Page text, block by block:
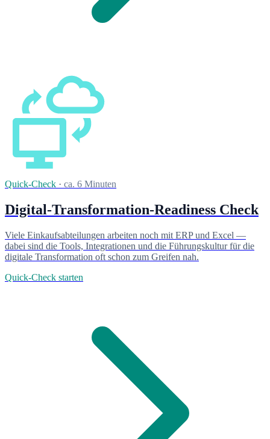
Quick-Check · ca. 6 Minuten
Digital-Transformation-Readiness Check
Viele Einkaufsabteilungen arbeiten noch mit ERP und Excel —
dabei sind die Tools, Integrationen und die Führungskultur für die
digitale Transformation oft schon zum Greifen nah.
Quick-Check starten